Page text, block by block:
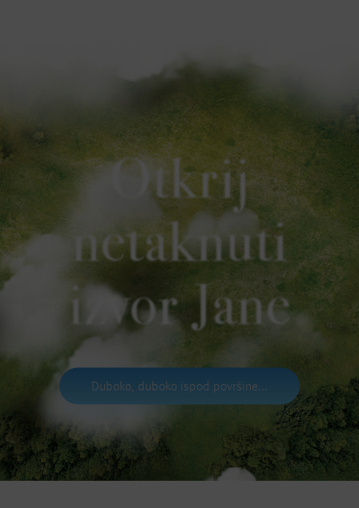
Otkrij
netaknuti
izvor Jane
Duboko, duboko ispod površine...